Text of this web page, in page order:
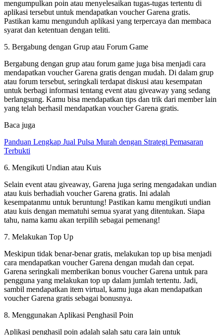
mengumpulkan poin atau menyelesaikan tugas-tugas tertentu di
aplikasi tersebut untuk mendapatkan voucher Garena gratis.
Pastikan kamu mengunduh aplikasi yang terpercaya dan membaca
syarat dan ketentuan dengan teliti.
5. Bergabung dengan Grup atau Forum Game
Bergabung dengan grup atau forum game juga bisa menjadi cara
mendapatkan voucher Garena gratis dengan mudah. Di dalam grup
atau forum tersebut, seringkali terdapat diskusi atau kesempatan
untuk berbagi informasi tentang event atau giveaway yang sedang
berlangsung. Kamu bisa mendapatkan tips dan trik dari member lain
yang telah berhasil mendapatkan voucher Garena gratis.
Baca juga
Panduan Lengkap Jual Pulsa Murah dengan Strategi Pemasaran
Terbukti
6. Mengikuti Undian atau Kuis
Selain event atau giveaway, Garena juga sering mengadakan undian
atau kuis berhadiah voucher Garena gratis. Ini adalah
kesempatanmu untuk beruntung! Pastikan kamu mengikuti undian
atau kuis dengan mematuhi semua syarat yang ditentukan. Siapa
tahu, nama kamu akan terpilih sebagai pemenang!
7. Melakukan Top Up
Meskipun tidak benar-benar gratis, melakukan top up bisa menjadi
cara mendapatkan voucher Garena dengan mudah dan cepat.
Garena seringkali memberikan bonus voucher Garena untuk para
pengguna yang melakukan top up dalam jumlah tertentu. Jadi,
sambil mendapatkan item virtual, kamu juga akan mendapatkan
voucher Garena gratis sebagai bonusnya.
8. Menggunakan Aplikasi Penghasil Poin
Aplikasi penghasil poin adalah salah satu cara lain untuk